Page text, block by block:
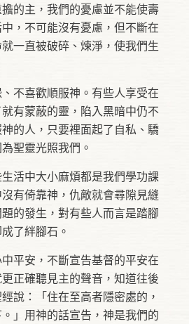
的主，我們的憂慮並不能使壽
，不可能沒有憂慮，但不斷在
一直被破碎、煉淨，使我們生
不喜歡順服神。有些人享受在
有蒙蔽的靈，陷入黑暗中仍不
的人，只要裡面起了自私、驕
聖靈光照我們。
活中大小麻煩都是我們學功課
有倚靠神，仇敵就會尋隙見縫
的發生，對有些人而言是踏腳
了絆腳石。
平安，不斷宣告基督的平安在
正確聽見主的聲音，知道往後
說：「住在至高者隱密處的，
」用神的話宣告，神是我們的